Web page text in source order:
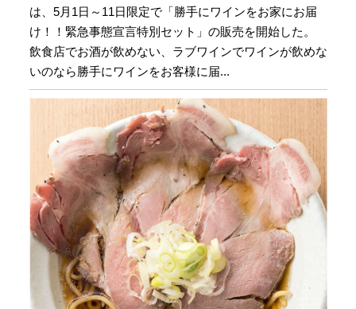
は、5月1日～11日限定で「勝手にワインをお家にお届
け！！緊急事態宣言特別セット」の販売を開始した。
飲食店でお酒が飲めない、ラブワインでワインが飲めな
いのなら勝手にワインをお客様に届...